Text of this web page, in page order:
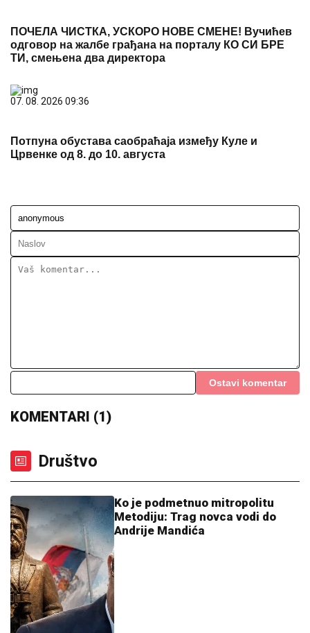
ПОЧЕЛА ЧИСТКА, УСКОРО НОВЕ СМЕНЕ! Вучићев
одговор на жалбе грађана на порталу КО СИ БРЕ
ТИ, смењена два директора
07. 08. 2026 09:36
Потпуна обустава саобраћаја између Куле и
Црвенке од 8. до 10. августа
Ostavi komentar
KOMENTARI (1)
Društvo
Ko je podmetnuo mitropolitu
Metodiju: Trag novca vodi do
Andrije Mandića